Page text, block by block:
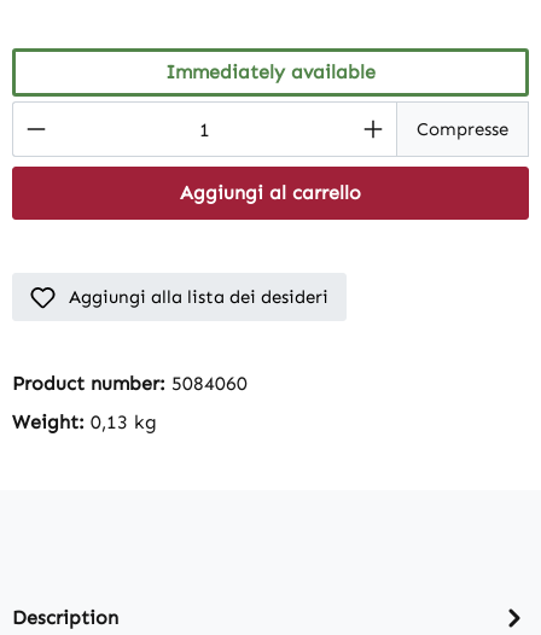
Immediately available
Product Quantity: Enter the desiredCompresse
Aggiungi al carrello
Aggiungi alla lista dei desideri
Product number: 5084060
Weight: 0,13 kg
Description